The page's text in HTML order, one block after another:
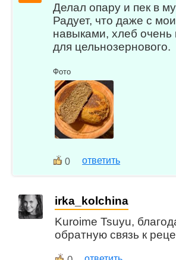
Делал опару и пек в
Радует, что даже с
навыками, хлеб
для цельнозернового.
Фото
0 ответить
irka_kolchina
Kuroime Tsuyu,
обратную связь к